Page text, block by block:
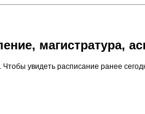
магистратура,
увидеть расписание ранее